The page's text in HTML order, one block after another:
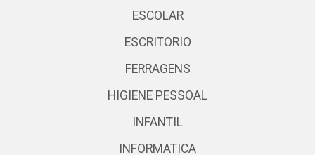
ESCOLAR
ESCRITORIO
FERRAGENS
HIGIENE PESSOAL
INFANTIL
INFORMATICA